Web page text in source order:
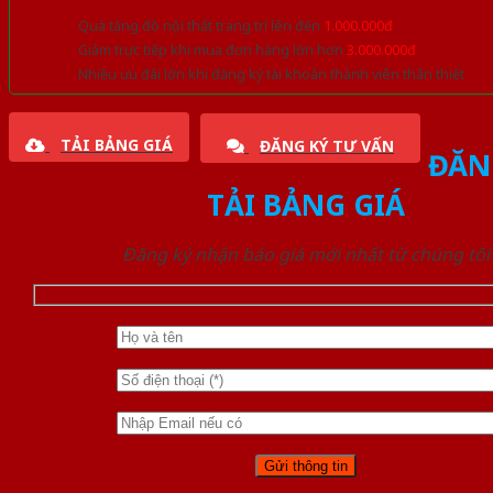
Quà tặng đồ nội thất trang trí lên đến 1.000.000đ
Giảm trực tiếp khi mua đơn hàng lớn hơn 3.000.000đ
Nhiều ưu đãi lớn khi đăng ký tài khoản thành viên thân thiết
TẢI BẢNG GIÁ ĐĂNG KÝ TƯ VẤN
TẢI BẢNG GIÁ
Đăng ký nhận báo giá mới nhất từ chúng tôi